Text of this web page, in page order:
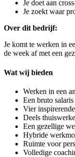
Je doet aan
Je zoekt waar
Over dit bedrijf:
Je komt te werken in
de week af met een
Wat wij bieden
Werken in een
Een bruto
Vier
Deels
Een gezellige
Hybride
Ruimte voor
Volledige